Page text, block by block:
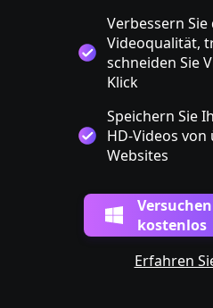
Verbessern Sie
Videoqualität,
schneiden Sie
Klick
Speichern Sie
HD-Videos von
Websites
kostenlos
Erfahren